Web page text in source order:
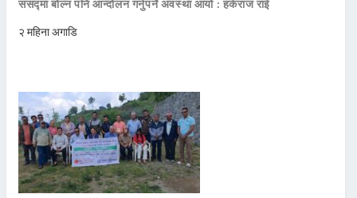
संसद्मा बोल्न पनि आन्दोलन गर्नुपर्ने अवस्था आयो : हर्कराज राई
२ महिना अगाडि